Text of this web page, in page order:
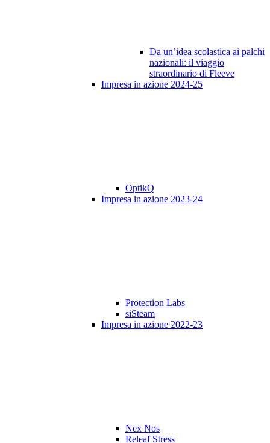
Da un’idea scolastica ai palchi
nazionali: il viaggio
straordinario di Fleeve
Impresa in azione 2024-25
OptikQ
Impresa in azione 2023-24
Protection Labs
siSteam
Impresa in azione 2022-23
Nex Nos
Releaf Stress